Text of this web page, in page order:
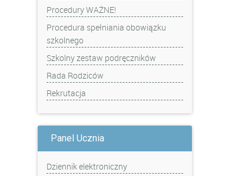
Procedury WAŻNE!
Procedura spełniania obowiązku
szkolnego
Szkolny zestaw podręczników
Rada Rodziców
Rekrutacja
Panel Ucznia
Dziennik elektroniczny